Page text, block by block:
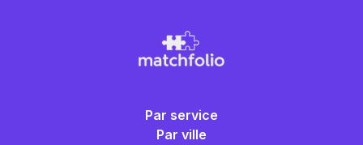
Par service
Par ville